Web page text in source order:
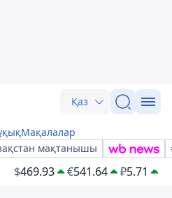
Қаз
Мақалалар
мақтанышы
$469.93 €541.64 ₽5.71